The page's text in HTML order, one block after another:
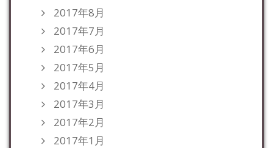
2017年8月
2017年7月
2017年6月
2017年5月
2017年4月
2017年3月
2017年2月
2017年1月